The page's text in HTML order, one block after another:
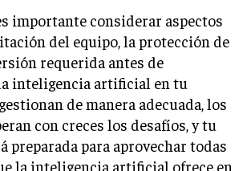
Y BENEFICIOS
Y SELECCIÓN
DE PERSONAL
DEL DESEMPEÑO
Y CLIMA ORGANIZACIONAL
importante considerar aspectos
del equipo, la protección de
requerida antes de
inteligencia artificial en tu
de manera adecuada, los
con creces los desafíos, y tu
preparada para aprovechar todas
la inteligencia artificial ofrece en